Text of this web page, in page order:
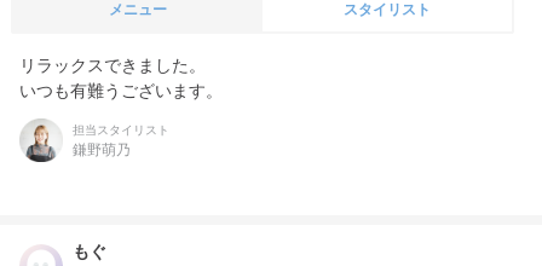
メニュー スタイリスト
リラックスできました。
いつも有難うございます。
担当スタイリスト
鎌野萌乃
もぐ